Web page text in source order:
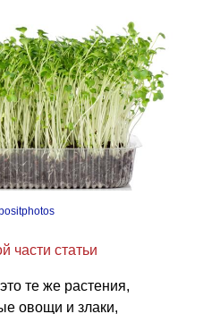
части статьи
те же растения,
овощи и злаки,